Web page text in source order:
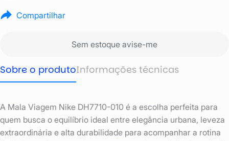
Compartilhar
Sem estoque avise-me
Sobre o produtoInformações técnicas
A Mala Viagem Nike DH7710-010 é a escolha perfeita para
quem busca o equilíbrio ideal entre elegância urbana, leveza
extraordinária e alta durabilidade para acompanhar a rotina